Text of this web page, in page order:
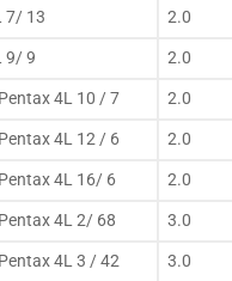
7/ 13 2.0
9/ 9 2.0
4L 10 / 7 2.0
4L 12 / 6 2.0
4L 16/ 6 2.0
4L 2/ 68 3.0
4L 3 / 42 3.0